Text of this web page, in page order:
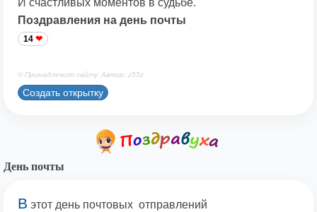
Поздравления на день почты
14
© Принадлежит сайту. Автор: z55z
Создать открытку
День почты
В этот день почтовых отправлений